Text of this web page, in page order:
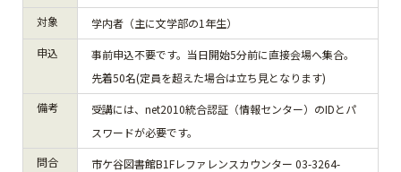
対象
学内者（主に文学部の1年生）
申込
事前申込不要です。当日開始5分前に直接会場へ集合。
先着50名(定員を超えた場合は立ち見となります)
備考
受講には、net2010統合認証（情報センター）のIDとパ
スワードが必要です。
問合
市ケ谷図書館B1Fレファレンスカウンター 03-3264-